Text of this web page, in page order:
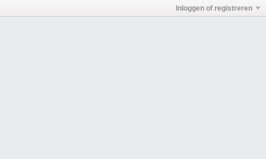
Inloggen of registreren